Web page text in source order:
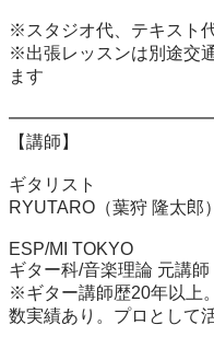
※スタジオ代、テキスト
※出張レッスンは別途交
ます
【講師】
ギタリスト
RYUTARO（葉狩 隆太郎）
ESP/MI TOKYO
ギター科/音楽理論 元講師
※ギター講師歴20年以上
数実績あり。プロとして